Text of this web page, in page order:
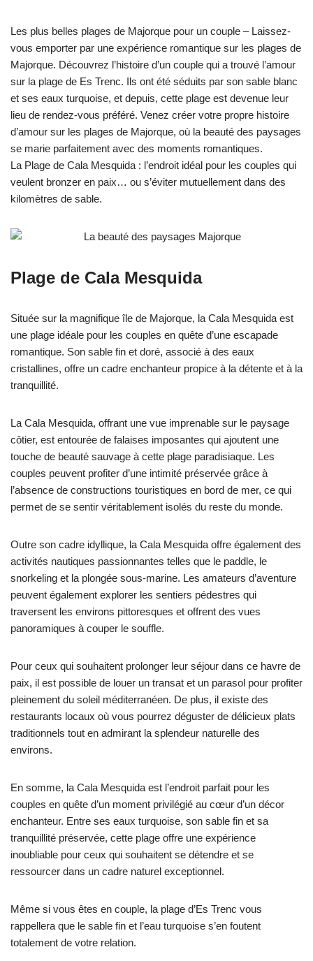
Les plus belles plages de Majorque pour un couple – Laissez-
vous emporter par une expérience romantique sur les plages de
Majorque. Découvrez l’histoire d’un couple qui a trouvé l’amour
sur la plage de Es Trenc. Ils ont été séduits par son sable blanc
et ses eaux turquoise, et depuis, cette plage est devenue leur
lieu de rendez-vous préféré. Venez créer votre propre histoire
d’amour sur les plages de Majorque, où la beauté des paysages
se marie parfaitement avec des moments romantiques.
La Plage de Cala Mesquida : l’endroit idéal pour les couples qui
veulent bronzer en paix… ou s’éviter mutuellement dans des
kilomètres de sable.
Plage de Cala Mesquida
Située sur la magnifique île de Majorque, la Cala Mesquida est
une plage idéale pour les couples en quête d’une escapade
romantique. Son sable fin et doré, associé à des eaux
cristallines, offre un cadre enchanteur propice à la détente et à la
tranquillité.
La Cala Mesquida, offrant une vue imprenable sur le paysage
côtier, est entourée de falaises imposantes qui ajoutent une
touche de beauté sauvage à cette plage paradisiaque. Les
couples peuvent profiter d’une intimité préservée grâce à
l’absence de constructions touristiques en bord de mer, ce qui
permet de se sentir véritablement isolés du reste du monde.
Outre son cadre idyllique, la Cala Mesquida offre également des
activités nautiques passionnantes telles que le paddle, le
snorkeling et la plongée sous-marine. Les amateurs d’aventure
peuvent également explorer les sentiers pédestres qui
traversent les environs pittoresques et offrent des vues
panoramiques à couper le souffle.
Pour ceux qui souhaitent prolonger leur séjour dans ce havre de
paix, il est possible de louer un transat et un parasol pour profiter
pleinement du soleil méditerranéen. De plus, il existe des
restaurants locaux où vous pourrez déguster de délicieux plats
traditionnels tout en admirant la splendeur naturelle des
environs.
En somme, la Cala Mesquida est l’endroit parfait pour les
couples en quête d’un moment privilégié au cœur d’un décor
enchanteur. Entre ses eaux turquoise, son sable fin et sa
tranquillité préservée, cette plage offre une expérience
inoubliable pour ceux qui souhaitent se détendre et se
ressourcer dans un cadre naturel exceptionnel.
Même si vous êtes en couple, la plage d’Es Trenc vous
rappellera que le sable fin et l’eau turquoise s’en foutent
totalement de votre relation.